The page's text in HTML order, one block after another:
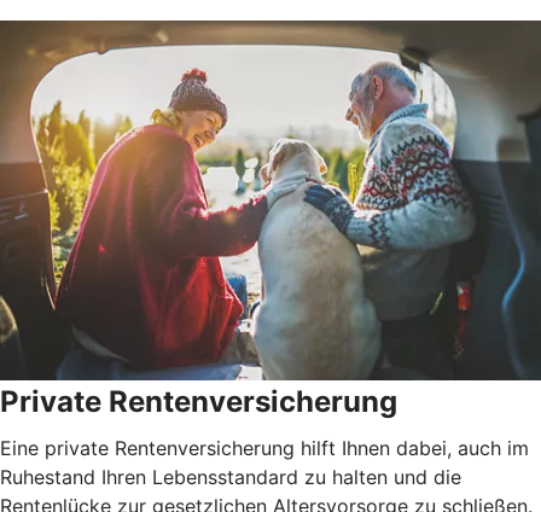
Private Rentenversicherung
Eine private Rentenversicherung hilft Ihnen dabei, auch im
Ruhestand Ihren Lebensstandard zu halten und die
Rentenlücke zur gesetzlichen Altersvorsorge zu schließen.